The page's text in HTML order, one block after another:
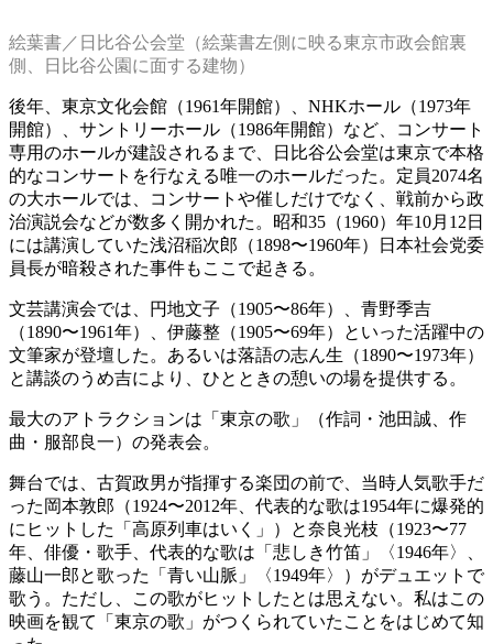
絵葉書／日比谷公会堂（絵葉書左側に映る東京市政会館裏
側、日比谷公園に面する建物）
後年、東京文化会館（1961年開館）、NHKホール（1973年
開館）、サントリーホール（1986年開館）など、コンサート
専用のホールが建設されるまで、日比谷公会堂は東京で本格
的なコンサートを行なえる唯一のホールだった。定員2074名
の大ホールでは、コンサートや催しだけでなく、戦前から政
治演説会などが数多く開かれた。昭和35（1960）年10月12日
には講演していた浅沼稲次郎（1898〜1960年）日本社会党委
員長が暗殺された事件もここで起きる。
文芸講演会では、円地文子（1905〜86年）、青野季吉
（1890〜1961年）、伊藤整（1905〜69年）といった活躍中の
文筆家が登壇した。あるいは落語の志ん生（1890〜1973年）
と講談のうめ吉により、ひとときの憩いの場を提供する。
最大のアトラクションは「東京の歌」（作詞・池田誠、作
曲・服部良一）の発表会。
舞台では、古賀政男が指揮する楽団の前で、当時人気歌手だ
った岡本敦郎（1924〜2012年、代表的な歌は1954年に爆発的
にヒットした「高原列車はいく」）と奈良光枝（1923〜77
年、俳優・歌手、代表的な歌は「悲しき竹笛」〈1946年〉、
藤山一郎と歌った「青い山脈」〈1949年〉）がデュエットで
歌う。ただし、この歌がヒットしたとは思えない。私はこの
映画を観て「東京の歌」がつくられていたことをはじめて知